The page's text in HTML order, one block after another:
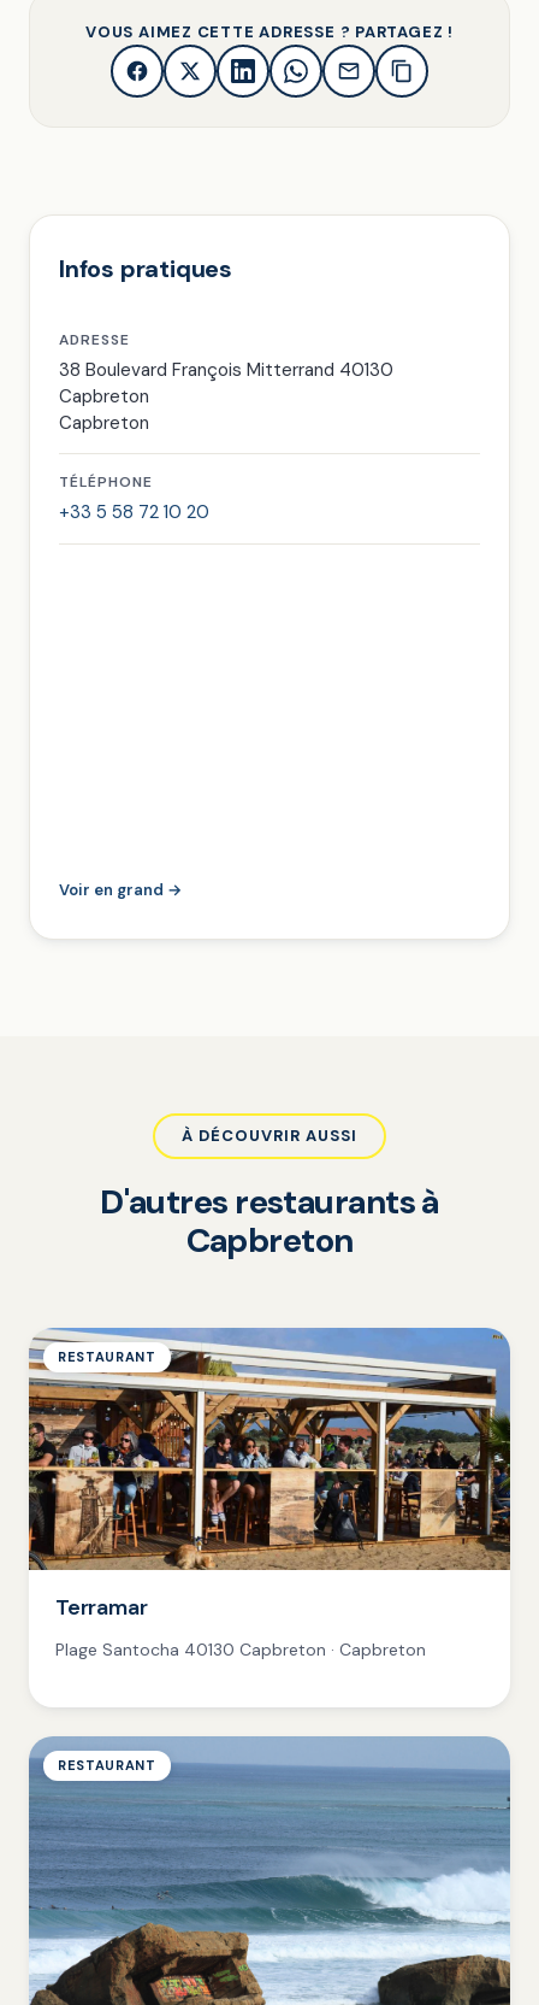
VOUS AIMEZ CETTE ADRESSE ? PARTAGEZ !
Infos pratiques
ADRESSE
38 Boulevard François Mitterrand 40130
Capbreton
Capbreton
TÉLÉPHONE
+33 5 58 72 10 20
Voir en grand →
À DÉCOUVRIR AUSSI
D'autres restaurants à
Capbreton
RESTAURANT
Terramar
Plage Santocha 40130 Capbreton · Capbreton
RESTAURANT